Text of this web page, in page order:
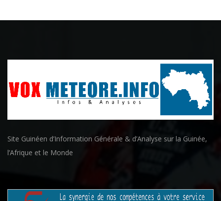
Site Guinéen d’Information Générale & d’Analyse sur la Guinée,
l’Afrique et le Monde